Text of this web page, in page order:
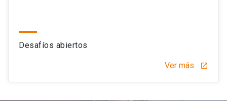
Desafíos abiertos
Ver más launch